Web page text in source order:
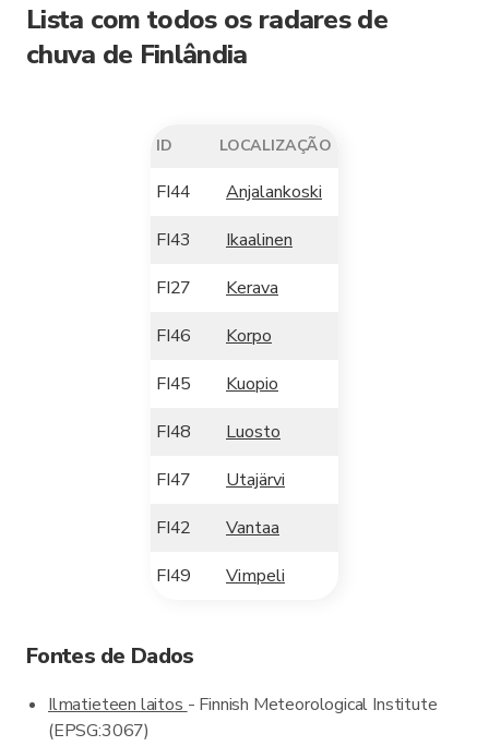
Lista com todos os radares de
chuva de Finlândia
ID LOCALIZAÇÃO
FI44
Anjalankoski
FI43
Ikaalinen
FI27
Kerava
FI46
Korpo
FI45
Kuopio
FI48
Luosto
FI47
Utajärvi
FI42
Vantaa
FI49
Vimpeli
Fontes de Dados
Ilmatieteen laitos - Finnish Meteorological Institute
(EPSG:3067)